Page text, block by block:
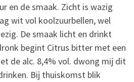
en de smaak. Zicht is wazig
wit vol koolzuurbellen, wel
De smaak licht en drinkt
begint Citrus bitter met een
de alc. 8,4% vol. dwong mij dit
Bij thuiskomst blik